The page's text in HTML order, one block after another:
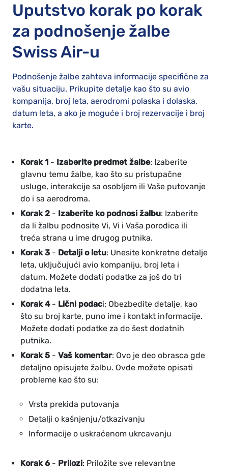
Uputstvo korak po korak
za podnošenje žalbe
Swiss Air-u
Podnošenje žalbe zahteva informacije specifične za
vašu situaciju. Prikupite detalje kao što su avio
kompanija, broj leta, aerodromi polaska i dolaska,
datum leta, a ako je moguće i broj rezervacije i broj
karte.
Korak 1 - Izaberite predmet žalbe: Izaberite
glavnu temu žalbe, kao što su pristupačne
usluge, interakcije sa osobljem ili Vaše putovanje
do i sa aerodroma.
Korak 2 - Izaberite ko podnosi žalbu: Izaberite
da li žalbu podnosite Vi, Vi i Vaša porodica ili
treća strana u ime drugog putnika.
Korak 3 - Detalji o letu: Unesite konkretne detalje
leta, uključujući avio kompaniju, broj leta i
datum. Možete dodati podatke za još do tri
dodatna leta.
Korak 4- Lični podaci: Obezbedite detalje, kao
što su broj karte, puno ime i kontakt informacije.
Možete dodati podatke za do šest dodatnih
putnika.
Korak 5 - Vaš komentar: Ovo je deo obrasca gde
detaljno opisujete žalbu. Ovde možete opisati
probleme kao što su:
Vrsta prekida putovanja
Detalji o kašnjenju/otkazivanju
Informacije o uskraćenom ukrcavanju
Korak 6- Prilozi: Priložite sve relevantne